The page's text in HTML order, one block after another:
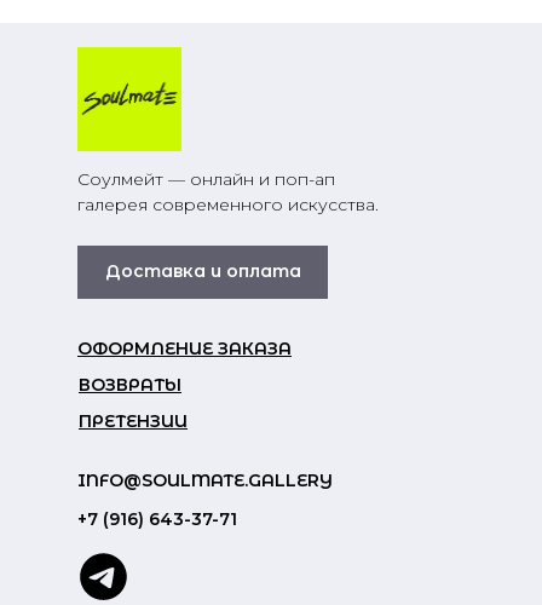
Соулмейт — онлайн и поп-ап
галерея современного искусства.
Доставка и оплата
INFO@SOULMATE.GALLERY
+7 (916) 643-37-71
ОФОРМЛЕНИЕ ЗАКАЗА
ВОЗВРАТЫ
ПРЕТЕНЗИИ